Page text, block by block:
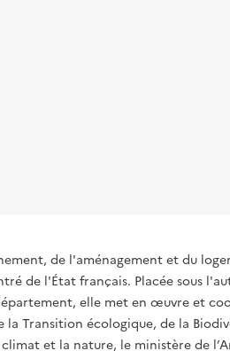
de l'aménagement et du
de l'État français. Placée sous
elle met en œuvre et
Transition écologique, de la
et la nature, le ministère de